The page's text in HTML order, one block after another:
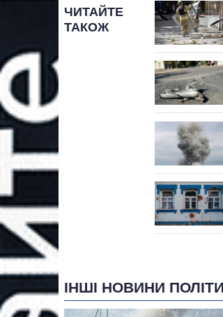
ЧИТАЙТЕ
ТАКОЖ
ІНШІ НОВИНИ